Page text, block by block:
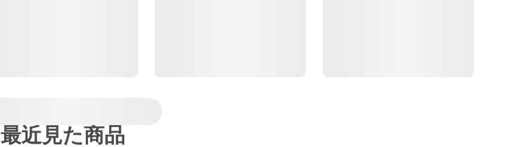
最近見た商品